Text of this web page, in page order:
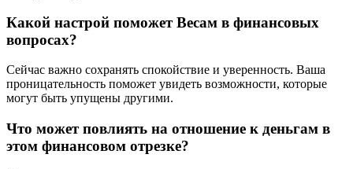
Какой настрой поможет Весам в финансовых
вопросах?
Сейчас важно сохранять спокойствие и уверенность. Ваша
проницательность поможет увидеть возможности, которые
могут быть упущены другими.
Что может повлиять на отношение к деньгам в
этом финансовом отрезке?